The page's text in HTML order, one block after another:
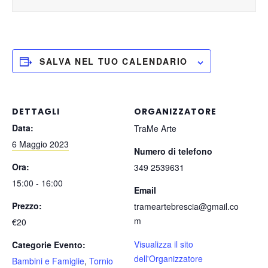
SALVA NEL TUO CALENDARIO
DETTAGLI
Data:
6 Maggio 2023
Ora:
15:00 - 16:00
Prezzo:
€20
Categorie Evento:
Bambini e Famiglie, Tornio
ORGANIZZATORE
TraMe Arte
Numero di telefono
349 2539631
Email
trameartebrescia@gmail.co
m
Visualizza il sito
dell'Organizzatore